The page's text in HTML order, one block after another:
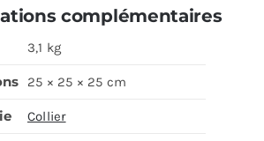
complémentaires
3,1 kg
25 × 25 × 25 cm
Collier